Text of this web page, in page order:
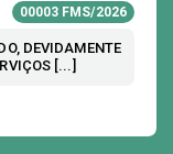
00003 FMS/2026
DEVIDAMENTE
[...]